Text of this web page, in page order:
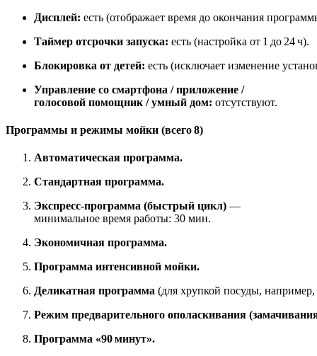
Дисплей: есть (отображает время до окончания
Таймер отсрочки запуска: есть (настройка от 1 до 24 ч).
Блокировка от детей: есть (исключает изменение
Управление со смартфона / приложение /
голосовой помощник / умный дом: отсутствуют.
Программы и режимы мойки (всего 8)
Автоматическая программа.
Стандартная программа.
Экспресс‑программа (быстрый цикл) —
минимальное время работы: 30 мин.
Экономичная программа.
Программа интенсивной мойки.
Деликатная программа (для хрупкой посуды, например,
Режим предварительного ополаскивания
Программа «90 минут».